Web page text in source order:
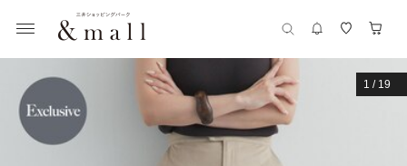
1 / 19